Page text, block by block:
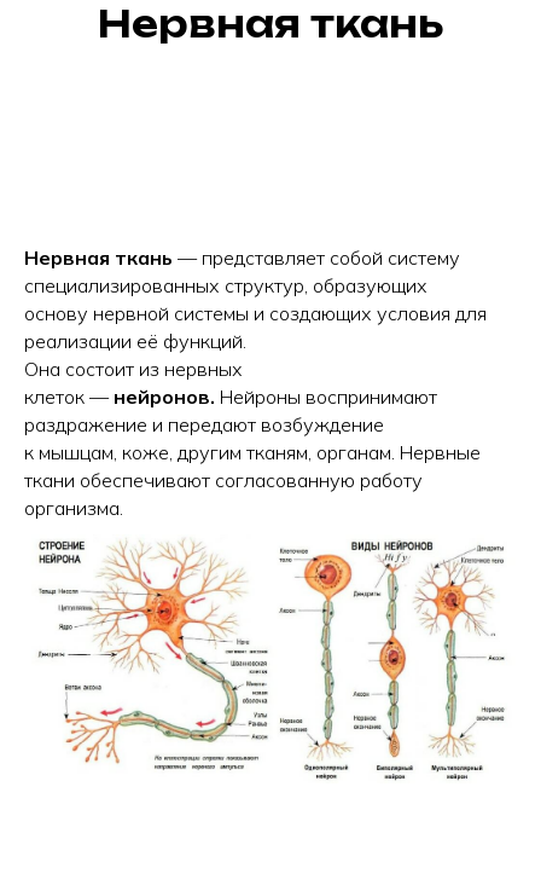
Нервная ткань
Нервная ткань — представляет собой систему
специализированных структур, образующих
основу нервной системы и создающих условия для
реализации её функций.
Она состоит из нервных
клеток — нейронов. Нейроны воспринимают
раздражение и передают возбуждение
к мышцам, коже, другим тканям, органам. Нервные
ткани обеспечивают согласованную работу
организма.